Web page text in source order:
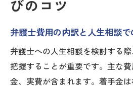
びのコツ
弁護士費用の内訳と人生相談で
弁護士への人生相談を検討する
把握することが重要です。主な
金、実費が含まれます。着手金